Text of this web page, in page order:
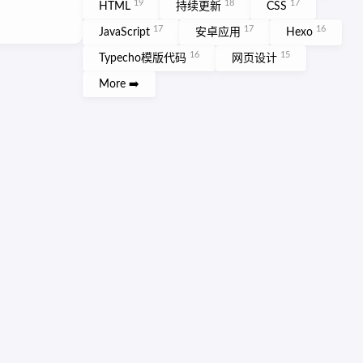
HTML 19 持续更新 18 CSS 17
JavaScript 17 安卓应用 17 Hexo 16
Typecho模版代码 16 网页设计 15
More ➡️